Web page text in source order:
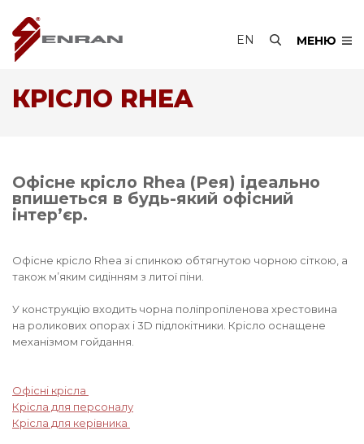
EN МЕНЮ
КРІСЛО RHEA
Офісне крісло Rhea (Рея) ідеально
впишеться в будь-який офісний
інтер’єр.
Офісне крісло Rhea зі спинкою обтягнутою чорною сіткою, а
також м’яким сидінням з литої піни.
У конструкцію входить чорна поліпропіленова хрестовина
на роликових опорах і 3D підлокітники. Крісло оснащене
механізмом гойдання.
Офісні крісла
Крісла для персоналу
Крісла для керівника